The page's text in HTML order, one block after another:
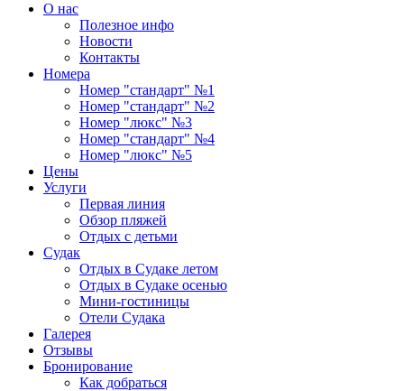
О нас
Полезное инфо
Новости
Контакты
Номера
Номер "стандарт" №1
Номер "стандарт" №2
Номер "люкс" №3
Номер "стандарт" №4
Номер "люкс" №5
Цены
Услуги
Первая линия
Обзор пляжей
Отдых с детьми
Судак
Отдых в Судаке летом
Отдых в Судаке осенью
Мини-гостиницы
Отели Судака
Галерея
Отзывы
Бронирование
Как добраться